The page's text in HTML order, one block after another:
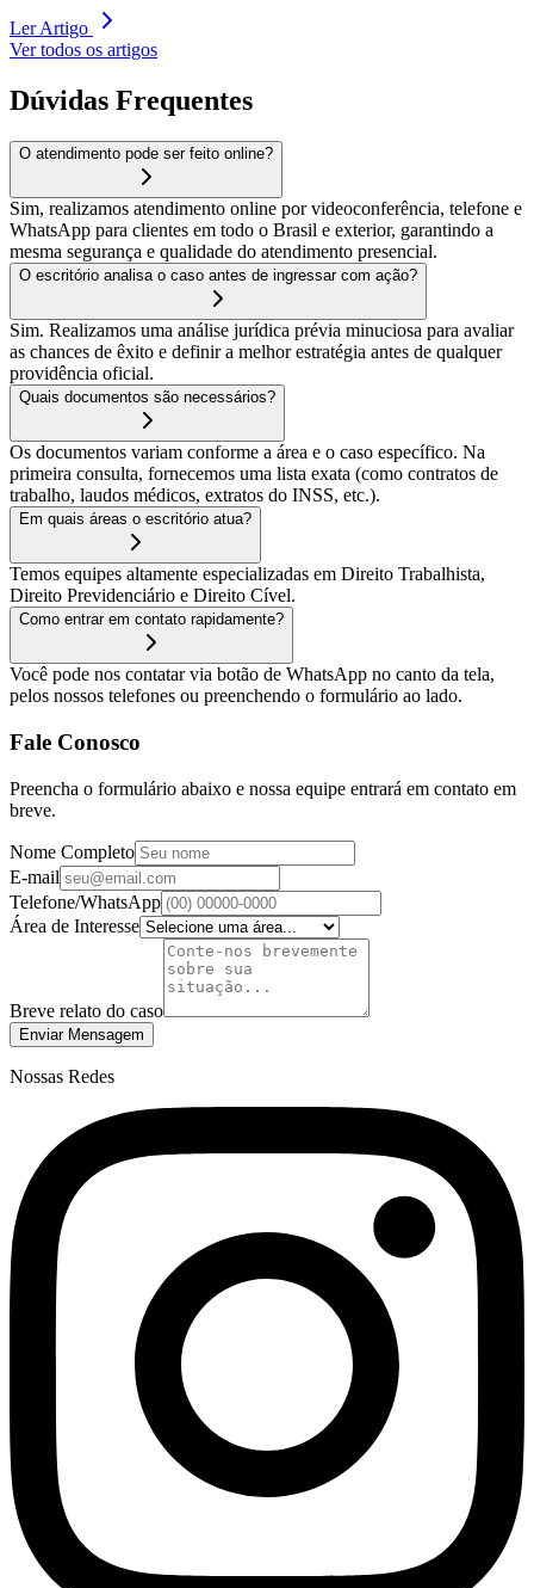
Ler Artigo
Ver todos os artigos
Dúvidas Frequentes
O atendimento pode ser feito online?
Sim, realizamos atendimento online por videoconferência, telefone e
WhatsApp para clientes em todo o Brasil e exterior, garantindo a
mesma segurança e qualidade do atendimento presencial.
O escritório analisa o caso antes de ingressar com ação?
Sim. Realizamos uma análise jurídica prévia minuciosa para avaliar
as chances de êxito e definir a melhor estratégia antes de qualquer
providência oficial.
Quais documentos são necessários?
Os documentos variam conforme a área e o caso específico. Na
primeira consulta, fornecemos uma lista exata (como contratos de
trabalho, laudos médicos, extratos do INSS, etc.).
Em quais áreas o escritório atua?
Temos equipes altamente especializadas em Direito Trabalhista,
Direito Previdenciário e Direito Cível.
Como entrar em contato rapidamente?
Você pode nos contatar via botão de WhatsApp no canto da tela,
pelos nossos telefones ou preenchendo o formulário ao lado.
Fale Conosco
Preencha o formulário abaixo e nossa equipe entrará em contato em
breve.
Nome Completo
E-mail
Telefone/WhatsApp
Área de Interesse
Breve relato do caso
Enviar Mensagem
Nossas Redes